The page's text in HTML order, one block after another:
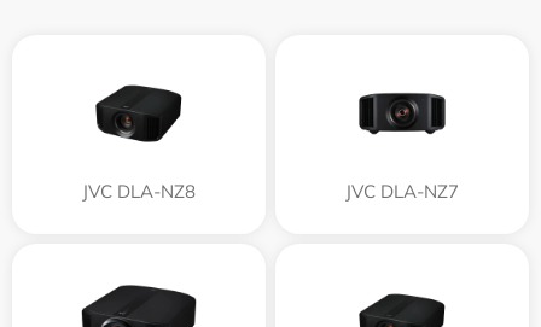
JVC DLA-NZ8 JVC DLA-NZ7